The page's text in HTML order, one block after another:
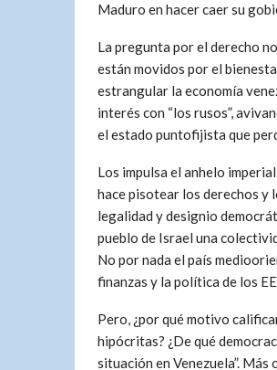
Maduro en hacer caer su
La pregunta por el derecho
están movidos por el
estrangular la economía
interés con “los rusos”,
el estado puntofijista que
Los impulsa el anhelo
hace pisotear los derechos y
legalidad y designio
pueblo de Israel una
No por nada el país
finanzas y la política de los
Pero, ¿por qué motivo
hipócritas? ¿De qué
situación en Venezuela”.